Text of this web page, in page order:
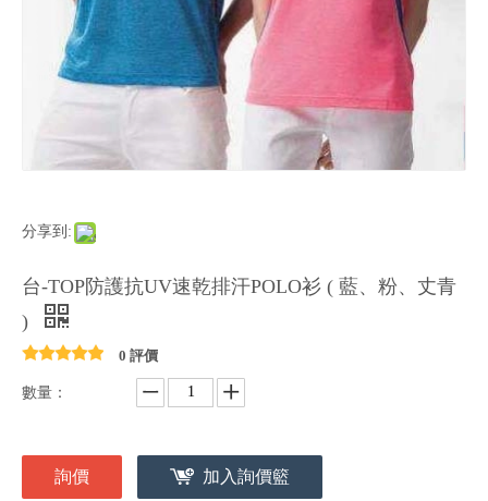
分享到:
台-TOP防護抗UV速乾排汗POLO衫 ( 藍、粉、丈青
)
0 評價
數量：
詢價 加入詢價籃